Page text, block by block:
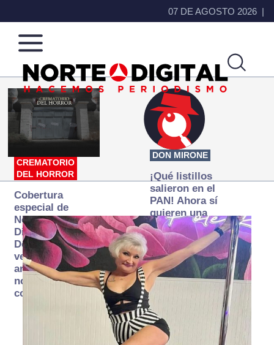
07 DE AGOSTO 2026
Norte
de
Ciudad
Más
que
noticias,
hacemos periodismo
CREMATORIO
DEL HORROR
Cobertura
especial de
Norte
Digital:
Donde la
verdad
arde… pero
no se
consume
DON MIRONE
¡Qué listillos
salieron en el
PAN! Ahora sí
quieren una
Fiscalía
autónoma… y
transexenal